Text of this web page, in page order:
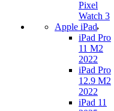
Pixel
Watch 3
Apple iPad
iPad Pro
11 M2
2022
iPad Pro
12.9 M2
2022
iPad 11